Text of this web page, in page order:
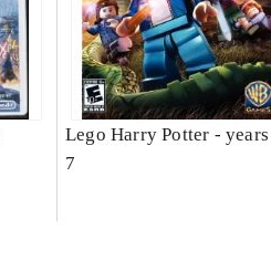
Lego Harry Potter -
7